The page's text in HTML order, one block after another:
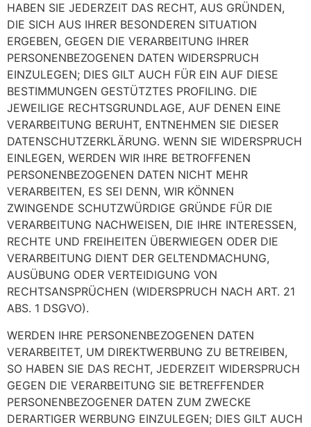
HABEN SIE JEDERZEIT DAS RECHT, AUS GRÜNDEN,
DIE SICH AUS IHRER BESONDEREN SITUATION
ERGEBEN, GEGEN DIE VERARBEITUNG IHRER
PERSONENBEZOGENEN DATEN WIDERSPRUCH
EINZULEGEN; DIES GILT AUCH FÜR EIN AUF DIESE
BESTIMMUNGEN GESTÜTZTES PROFILING. DIE
JEWEILIGE RECHTSGRUNDLAGE, AUF DENEN EINE
VERARBEITUNG BERUHT, ENTNEHMEN SIE DIESER
DATENSCHUTZERKLÄRUNG. WENN SIE WIDERSPRUCH
EINLEGEN, WERDEN WIR IHRE BETROFFENEN
PERSONENBEZOGENEN DATEN NICHT MEHR
VERARBEITEN, ES SEI DENN, WIR KÖNNEN
ZWINGENDE SCHUTZWÜRDIGE GRÜNDE FÜR DIE
VERARBEITUNG NACHWEISEN, DIE IHRE INTERESSEN,
RECHTE UND FREIHEITEN ÜBERWIEGEN ODER DIE
VERARBEITUNG DIENT DER GELTENDMACHUNG,
AUSÜBUNG ODER VERTEIDIGUNG VON
RECHTSANSPRÜCHEN (WIDERSPRUCH NACH ART. 21
ABS. 1 DSGVO).
WERDEN IHRE PERSONENBEZOGENEN DATEN
VERARBEITET, UM DIREKTWERBUNG ZU BETREIBEN,
SO HABEN SIE DAS RECHT, JEDERZEIT WIDERSPRUCH
GEGEN DIE VERARBEITUNG SIE BETREFFENDER
PERSONENBEZOGENER DATEN ZUM ZWECKE
DERARTIGER WERBUNG EINZULEGEN; DIES GILT AUCH